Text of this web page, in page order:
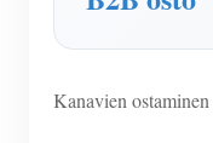
Energian
Kanavien